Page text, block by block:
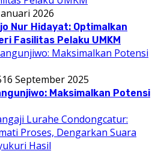
2026
Nur Hidayat: Optimalkan
Fasilitas Pelaku UMKM
16 September 2025
Maksimalkan Potensi